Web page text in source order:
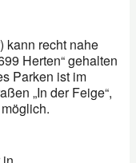
kann recht nahe
Herten“ gehalten
Parken ist im
„In der Feige“,